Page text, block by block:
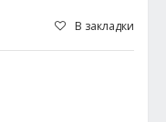
В закладки